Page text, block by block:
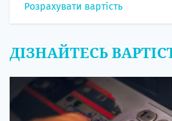
Розрахувати вартість
ДІЗНАЙТЕСЬ